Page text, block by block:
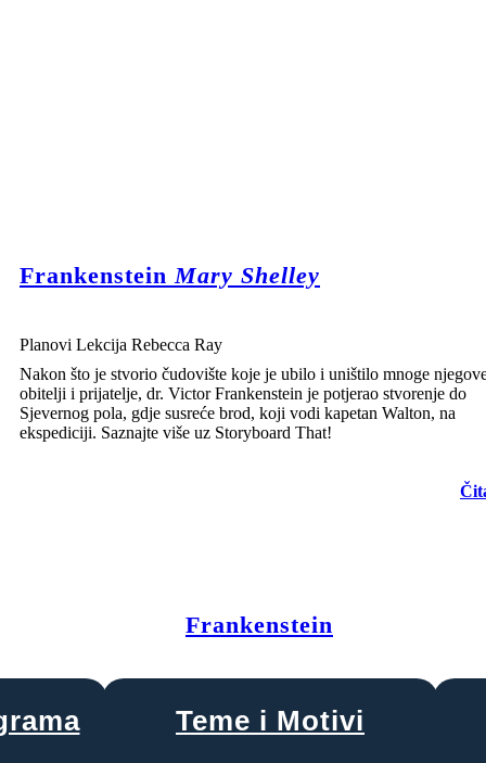
Frankenstein Mary Shelley
Planovi Lekcija Rebecca Ray
Nakon što je stvorio čudovište koje je ubilo i uništilo mnoge
obitelji i prijatelje, dr. Victor Frankenstein je potjerao stvorenje do
Sjevernog pola, gdje susreće brod, koji vodi kapetan Walton, na
ekspediciji. Saznajte više uz Storyboard That!
Frankenstein
Teme i Motivi